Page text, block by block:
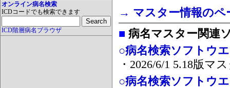
オンライン病名検索
ICDコードでも検索できます
ICD階層病名ブラウザ
→ マスター情報のペ
■ 病名マスター関連
○病名検索ソフトウ
・2026/6/1 5.18版マ
○病名検索ソフトウ